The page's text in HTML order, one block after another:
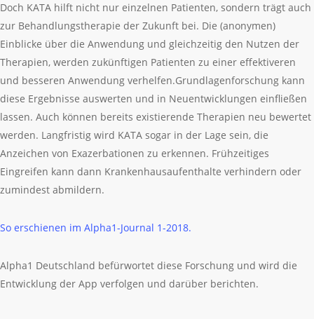
Doch KATA hilft nicht nur einzelnen Patienten, sondern trägt auch
zur Behandlungstherapie der Zukunft bei. Die (anonymen)
Einblicke über die Anwendung und gleichzeitig den Nutzen der
Therapien, werden zukünftigen Patienten zu einer effektiveren
und besseren Anwendung verhelfen.Grundlagenforschung kann
diese Ergebnisse auswerten und in Neuentwicklungen einfließen
lassen. Auch können bereits existierende Therapien neu bewertet
werden. Langfristig wird KATA sogar in der Lage sein, die
Anzeichen von Exazerbationen zu erkennen. Frühzeitiges
Eingreifen kann dann Krankenhausaufenthalte verhindern oder
zumindest abmildern.
So erschienen im Alpha1-Journal 1-2018.
Alpha1 Deutschland befürwortet diese Forschung und wird die
Entwicklung der App verfolgen und darüber berichten.